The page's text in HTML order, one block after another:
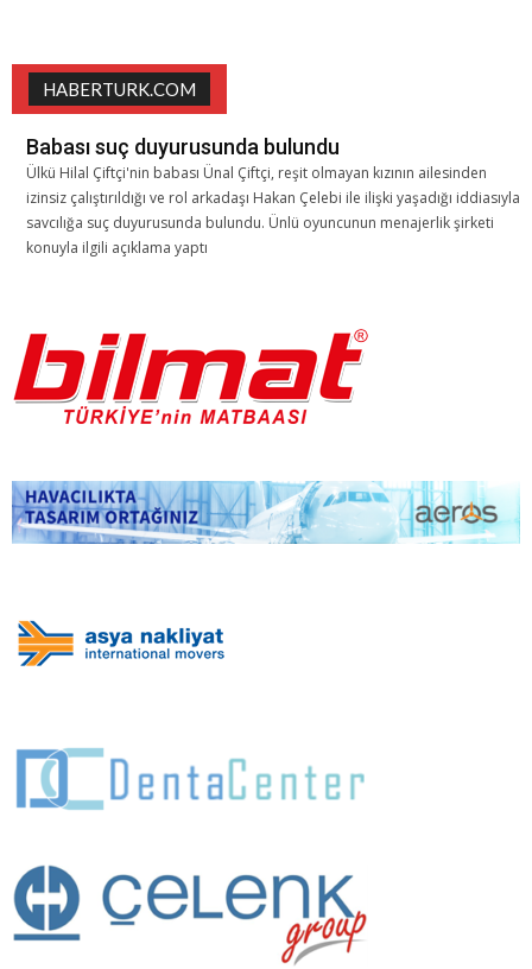
HABERTURK.COM
Babası suç duyurusunda bulundu
Ülkü Hilal Çiftçi'nin babası Ünal Çiftçi, reşit olmayan kızının ailesinden
izinsiz çalıştırıldığı ve rol arkadaşı Hakan Çelebi ile ilişki yaşadığı iddiasıyla
savcılığa suç duyurusunda bulundu. Ünlü oyuncunun menajerlik şirketi
konuyla ilgili açıklama yaptı